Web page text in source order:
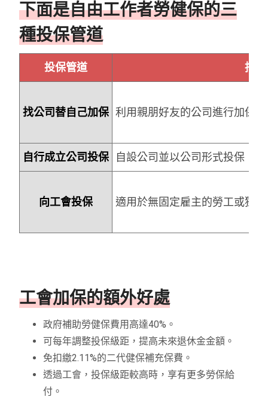
下面是自由工作者勞健保的三
種投保管道
投保管道 描述
找公司替自己加保 利用親朋好友的公司進行加保
自行成立公司投保 自設公司並以公司形式投保，
向工會投保 適用於無固定雇主的勞工或獨
工會加保的額外好處
政府補助勞健保費用高達40%。
可每年調整投保級距，提高未來退休金金額。
免扣繳2.11%的二代健保補充保費。
透過工會，投保級距較高時，享有更多勞保給
付。